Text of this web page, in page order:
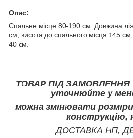
Опис:
Спальне місце 80-190 см. Довжина
см, висота до спального місця 145
40 см.
ТОВАР ПІД ЗАМОВЛЕННЯ
уточнюйте у
можна змінювати
конструкцію,
ДОСТАВКА НП,